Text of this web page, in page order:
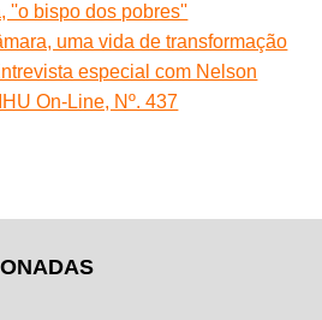
''o bispo dos pobres''
uma vida de transformação
especial com Nelson
On-Line, Nº. 437